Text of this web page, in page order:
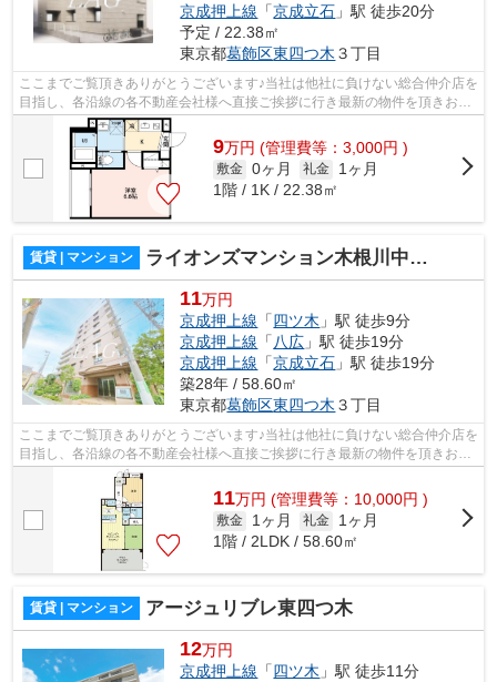
京成押上線 「京成立石 」駅 徒歩20分
予定 / 22.38㎡
東京都葛飾区東四つ木 ３丁目
ここまでご覧頂きありがとうございます♪当社は他社に負けない総合仲介店を
目指し、各沿線の各不動産会社様へ直接ご挨拶に行き最新の物件を頂きお客
様へ提供しております！最新の情報は...
9万円 (管理費等：3,000円 )
敷金 0ヶ月 礼金
1ヶ月
1階 / 1K / 22.38㎡
賃貸 | マンション ライオンズマンション木根川中央公園
11万円
京成押上線 「四ツ木 」駅 徒歩9分
京成押上線 「 八広 」駅 徒歩19分
京成押上線 「京成立石 」駅 徒歩19分
築28年 / 58.60㎡
東京都葛飾区東四つ木 ３丁目
ここまでご覧頂きありがとうございます♪当社は他社に負けない総合仲介店を
目指し、各沿線の各不動産会社様へ直接ご挨拶に行き最新の物件を頂きお客
様へ提供しております！最新の情報は...
11万円 (管理費等：10,000円 )
敷金 1ヶ月 礼金
1ヶ月
1階 / 2LDK / 58.60㎡
賃貸 | マンション アージュリブレ東四つ木
12万円
京成押上線 「四ツ木 」駅 徒歩11分